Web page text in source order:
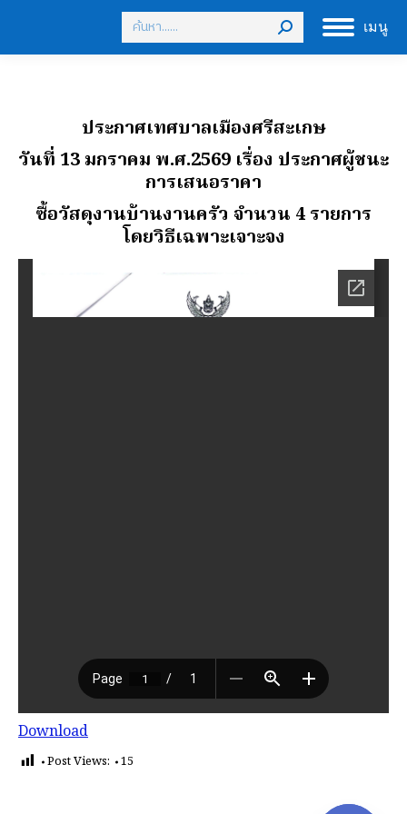
เมนู
Search:
ประกาศเทศบาลเมืองศรีสะเกษ
วันที่ 13 มกราคม พ.ศ.2569 เรื่อง ประกาศผู้ชนะ
การเสนอราคา
ซื้อวัสดุงานบ้านงานครัว จํานวน 4 รายการ
โดยวิธีเฉพาะเจาะจง
Download
Post Views: 15